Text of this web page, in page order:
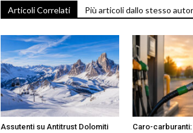
Articoli Correlati Più articoli dallo stesso
Assutenti su Antitrust Dolomiti
Caro-